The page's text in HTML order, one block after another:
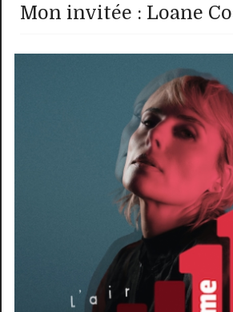
Mon invitée : Loane